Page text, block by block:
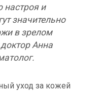
настроя и
значительно
в зрелом
Анна
уход за кожей